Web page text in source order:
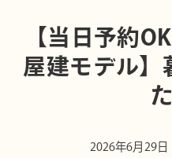
【当日予約
屋建モデル】
2026年6月29日